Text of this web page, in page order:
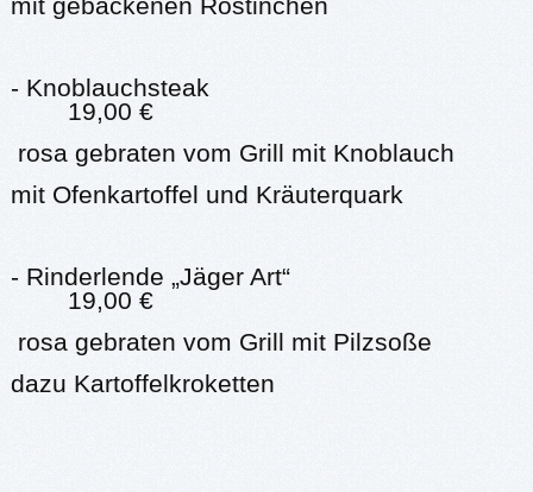
mit gebackenen Röstinchen
- Knoblauchsteak
19,00 €
rosa gebraten vom Grill mit Knoblauch
mit Ofenkartoffel und Kräuterquark
- Rinderlende „Jäger Art“
19,00 €
rosa gebraten vom Grill mit Pilzsoße
dazu Kartoffelkroketten